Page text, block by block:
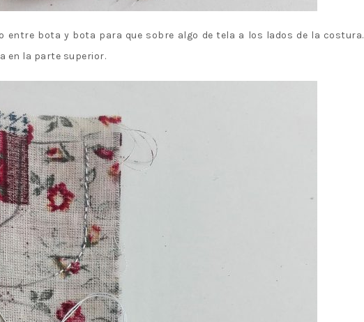
entre bota y bota para que sobre algo de tela a los lados de la costura.
en la parte superior.